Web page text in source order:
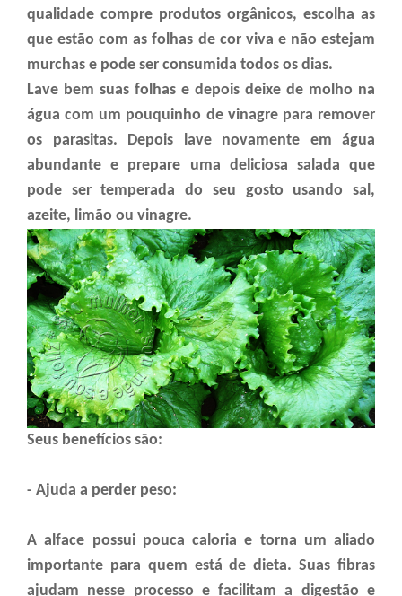
qualidade compre produtos orgânicos, escolha as
que estão com as folhas de cor viva e não estejam
murchas e pode ser consumida todos os dias.
Lave bem suas folhas e depois deixe de molho na
água com um pouquinho de vinagre para remover
os parasitas. Depois lave novamente em água
abundante e prepare uma deliciosa salada que
pode ser temperada do seu gosto usando sal,
azeite, limão ou vinagre.
Seus benefícios são:
- Ajuda a perder peso:
A alface possui pouca caloria e torna um aliado
importante para quem está de dieta. Suas fibras
ajudam nesse processo e facilitam a digestão e